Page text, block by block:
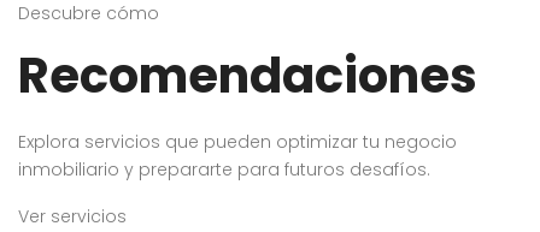
Descubre cómo
Recomendaciones
Explora servicios que pueden optimizar tu negocio
inmobiliario y prepararte para futuros desafíos.
Ver servicios